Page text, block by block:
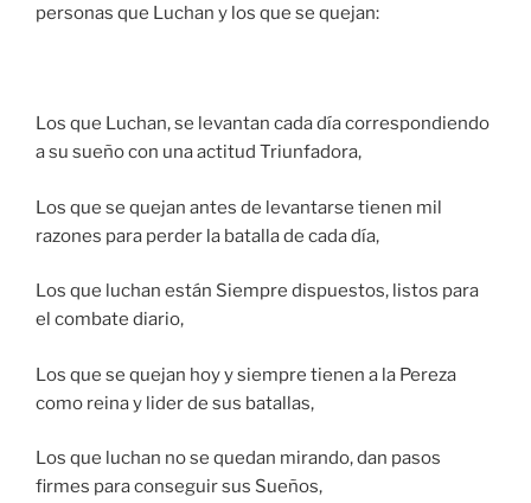
personas que Luchan y los que se quejan:
Los que Luchan, se levantan cada día correspondiendo
a su sueño con una actitud Triunfadora,
Los que se quejan antes de levantarse tienen mil
razones para perder la batalla de cada día,
Los que luchan están Siempre dispuestos, listos para
el combate diario,
Los que se quejan hoy y siempre tienen a la Pereza
como reina y lider de sus batallas,
Los que luchan no se quedan mirando, dan pasos
firmes para conseguir sus Sueños,